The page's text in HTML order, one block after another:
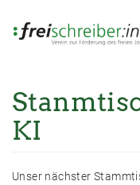
Direkt
zum
Inhalt
KI
Unser nächster